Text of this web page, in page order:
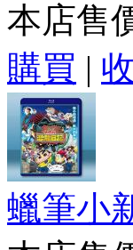
本店售
購買 |
蠟筆小